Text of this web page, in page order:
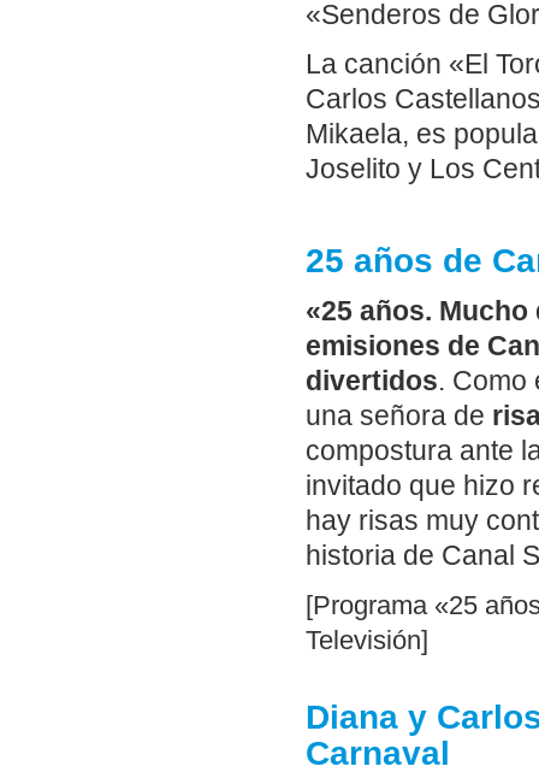
«Senderos de
La canción «El
Carlos
Mikaela, es
Joselito y Los
25 años de
«25 años.
emisiones de
divertidos. Como
una señora de
compostura ante
invitado que hizo
hay risas muy
historia de Canal
[Programa «25
Televisión]
Diana y
Carnaval